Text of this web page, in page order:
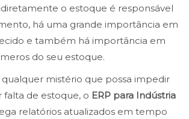
o estoque é responsável
há uma grande importância em
e também há importância em
do seu estoque.
qualquer mistério que possa impedir
falta de estoque, o ERP para Indústria
relatórios atualizados em tempo